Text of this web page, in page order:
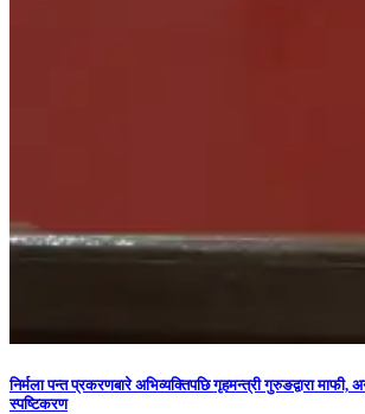
निर्मला पन्त प्रकरणबारे अभिव्यक्तिपछि गृहमन्त्री गुरुङद्वारा माफी,
स्पष्टिकरण